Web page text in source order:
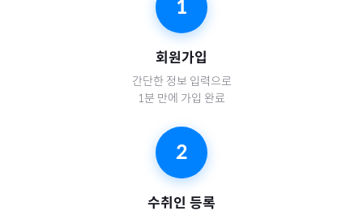
1
회원가입
간단한 정보 입력으로
1분 만에 가입 완료
2
수취인 등록